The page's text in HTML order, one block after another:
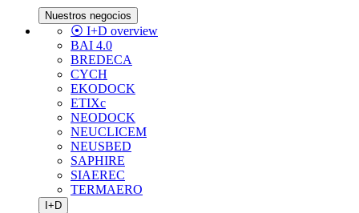
Nuestros negocios
⦿ I+D overview
BAI 4.0
BREDECA
CYCH
EKODOCK
ETIXc
NEODOCK
NEUCLICEM
NEUSBED
SAPHIRE
SIAEREC
TERMAERO
I+D